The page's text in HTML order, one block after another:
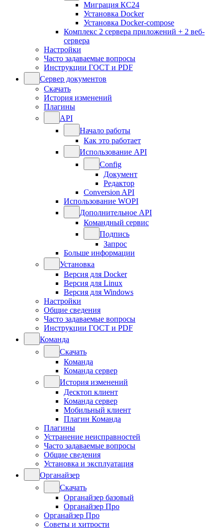
Миграция КС24
Установка Docker
Установка Docker-compose
Комплекс 2 сервера приложений + 2 веб-
сервера
Настройки
Часто задаваемые вопросы
Инструкции ГОСТ и PDF
Сервер документов
Скачать
История изменений
Плагины
API
Начало работы
Как это работает
Использование API
Config
Документ
Редактор
Conversion API
Использование WOPI
Дополнительное API
Командный сервис
Подпись
Запрос
Больше информации
Установка
Версия для Docker
Версия для Linux
Версия для Windows
Настройки
Общие сведения
Часто задаваемые вопросы
Инструкции ГОСТ и PDF
Команда
Скачать
Команда
Команда сервер
История изменений
Десктоп клиент
Команда сервер
Мобильный клиент
Плагин Команда
Плагины
Устранение неисправностей
Часто задаваемые вопросы
Общие сведения
Установка и эксплуатация
Органайзер
Скачать
Органайзер базовый
Органайзер Про
Органайзер Про
Советы и хитрости